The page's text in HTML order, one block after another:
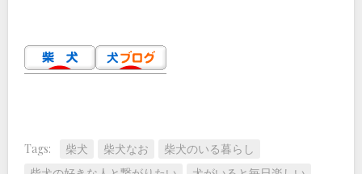
Tags: 柴犬 柴犬なお
柴犬のいる暮らし